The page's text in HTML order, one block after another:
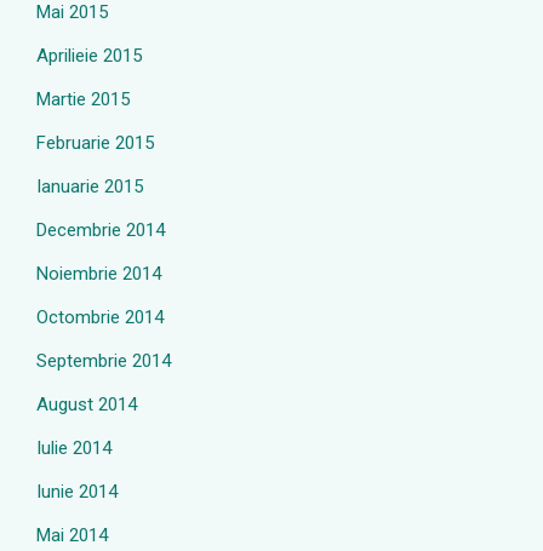
Mai 2015
Aprilieie 2015
Martie 2015
Februarie 2015
Ianuarie 2015
Decembrie 2014
Noiembrie 2014
Octombrie 2014
Septembrie 2014
August 2014
Iulie 2014
Iunie 2014
Mai 2014